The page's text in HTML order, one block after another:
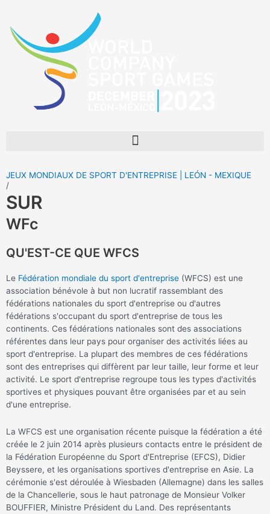
contenu
Menu
JEUX MONDIAUX DE SPORT D'ENTREPRISE | LEÓN - MEXIQUE
/
SUR
WFc
QU'EST-CE QUE WFCS
Le Fédération mondiale du sport d'entreprise (WFCS) est une
association bénévole à but non lucratif rassemblant des
fédérations nationales du sport d'entreprise ou d'autres
fédérations s'occupant du sport d'entreprise de tous les
continents. Ces fédérations nationales sont des associations
référentes dans leur pays pour organiser des activités liées au
sport d'entreprise. La plupart des membres de ces fédérations
sont des entreprises qui diffèrent par leur taille, leur forme et leur
activité. Le sport d'entreprise regroupe tous les types d'activités
sportives et physiques pouvant être organisées par et au sein
d'une entreprise.
La WFCS est une organisation récente puisque la fédération a été
créée le 2 juin 2014 après plusieurs contacts entre le président de
la Fédération Européenne du Sport d'Entreprise (EFCS), Didier
Beyssere, et les organisations sportives d'entreprise en Asie. La
cérémonie s'est déroulée à Wiesbaden (Allemagne) dans les salles
de la Chancellerie, sous le haut patronage de Monsieur Volker
BOUFFIER, Ministre Président du Land. Des représentants